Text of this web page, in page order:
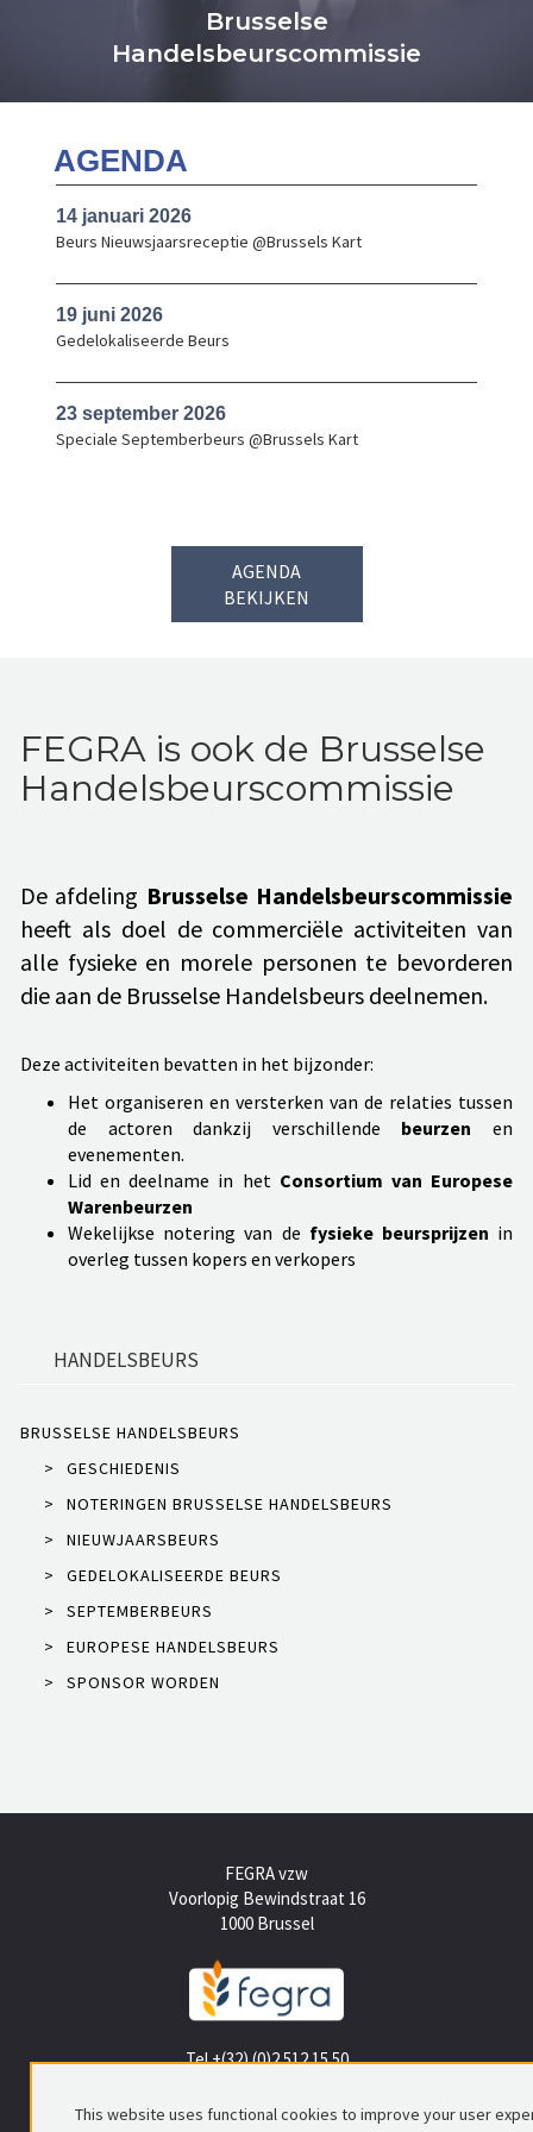
Brusselse
Handelsbeurscommissie
AGENDA
14 januari 2026
Beurs Nieuwsjaarsreceptie @Brussels Kart
19 juni 2026
Gedelokaliseerde Beurs
23 september 2026
Speciale Septemberbeurs @Brussels Kart
AGENDA
BEKIJKEN
FEGRA is ook de Brusselse
Handelsbeurscommissie
De afdeling Brusselse Handelsbeurscommissie
heeft als doel de commerciële activiteiten van
alle fysieke en morele personen te bevorderen
die aan de Brusselse Handelsbeurs deelnemen.
Deze activiteiten bevatten in het bijzonder:
Het organiseren en versterken van de relaties tussen
de actoren dankzij verschillende beurzen en
evenementen.
Lid en deelname in het Consortium van Europese
Warenbeurzen
Wekelijkse notering van de fysieke beursprijzen in
overleg tussen kopers en verkopers
HANDELSBEURS
BRUSSELSE HANDELSBEURS
>
GESCHIEDENIS
>
NOTERINGEN BRUSSELSE HANDELSBEURS
>
NIEUWJAARSBEURS
>
GEDELOKALISEERDE BEURS
>
SEPTEMBERBEURS
>
EUROPESE HANDELSBEURS
>
SPONSOR WORDEN
FEGRA vzw
Voorlopig Bewindstraat 16
1000 Brussel
Tel +(32) (0)2 512 15 50
This website uses functional cookies to improve your user